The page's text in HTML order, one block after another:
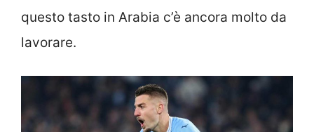
questo tasto in Arabia c’è ancora molto da
lavorare.